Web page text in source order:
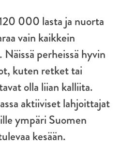
000 lasta ja nuorta
vain kaikkein
perheissä hyvin
kuten retket tai
olla liian kalliita.
aktiiviset lahjoittajat
ympäri Suomen
kesään.